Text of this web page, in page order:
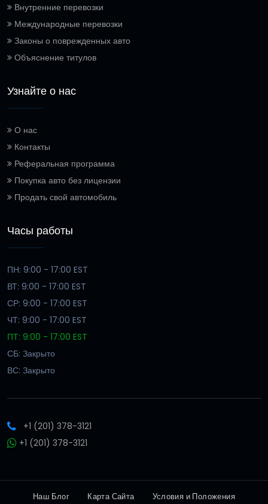
Внутренние перевозки
Международные перевозки
Законы о поврежденных авто
Объяснение титулов
Узнайте о нас
О нас
Контакты
Реферальная программа
Покупка авто без лицензии
Продать свой автомобиль
Часы работы
ПН: 9:00 - 17:00 EST
ВТ: 9:00 - 17:00 EST
СР: 9:00 - 17:00 EST
ЧТ: 9:00 - 17:00 EST
ПТ: 9:00 - 17:00 EST
СБ: Закрыто
ВС: Закрыто
+1 (201) 378-3121
+1 (201) 378-3121
Наш Блог Карта Сайта Условия и Положения